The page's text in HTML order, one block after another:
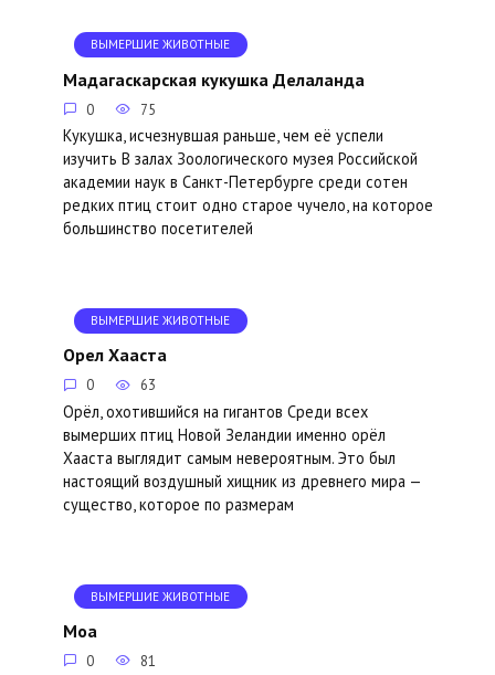
ВЫМЕРШИЕ ЖИВОТНЫЕ
Мадагаскарская кукушка Делаланда
0 75
Кукушка, исчезнувшая раньше, чем её успели
изучить В залах Зоологического музея Российской
академии наук в Санкт-Петербурге среди сотен
редких птиц стоит одно старое чучело, на которое
большинство посетителей
ВЫМЕРШИЕ ЖИВОТНЫЕ
Орел Хааста
0 63
Орёл, охотившийся на гигантов Среди всех
вымерших птиц Новой Зеландии именно орёл
Хааста выглядит самым невероятным. Это был
настоящий воздушный хищник из древнего мира —
существо, которое по размерам
ВЫМЕРШИЕ ЖИВОТНЫЕ
Моа
0 81